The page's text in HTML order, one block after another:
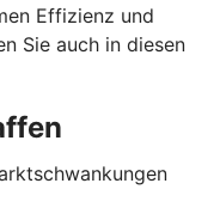
Effizienz und
Sie auch in diesen